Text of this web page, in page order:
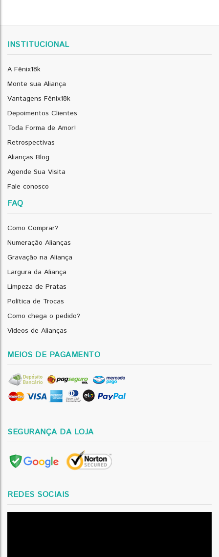
INSTITUCIONAL
A Fênix18k
Monte sua Aliança
Vantagens Fênix18k
Depoimentos Clientes
Toda Forma de Amor!
Retrospectivas
Alianças Blog
Agende Sua Visita
Fale conosco
FAQ
Como Comprar?
Numeração Alianças
Gravação na Aliança
Largura da Aliança
Limpeza de Pratas
Política de Trocas
Como chega o pedido?
Vídeos de Alianças
MEIOS DE PAGAMENTO
SEGURANÇA DA LOJA
REDES SOCIAIS